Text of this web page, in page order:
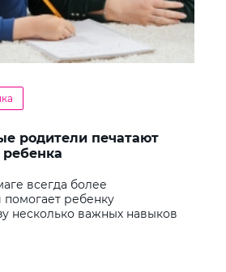
родители печатают
всегда более
ребенку
несколько важных навыков